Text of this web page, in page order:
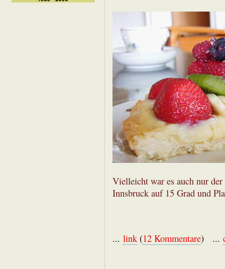
Vielleicht war es auch nur
Innsbruck auf 15 Grad und
... link(12 Kommentare) ...